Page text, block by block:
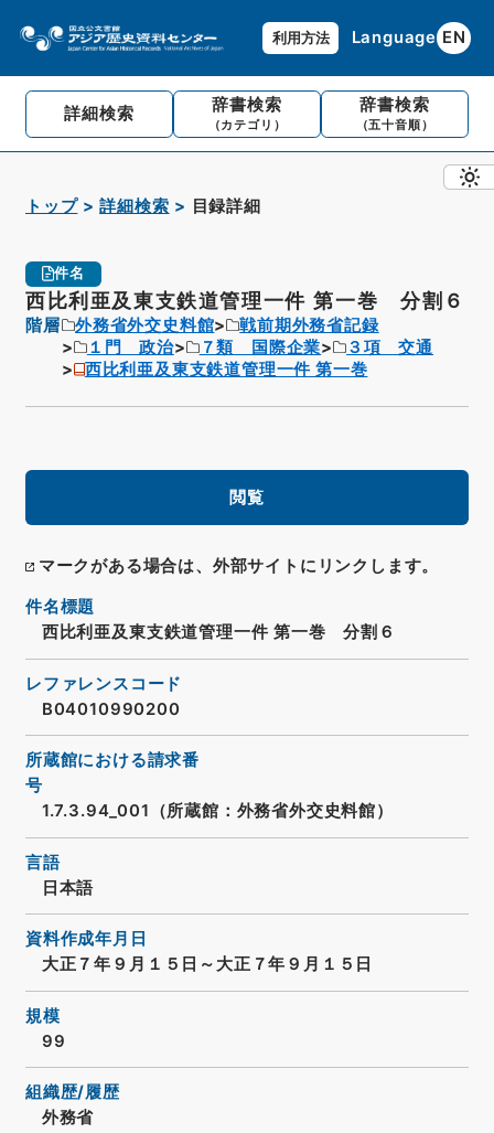
利用方法 Language EN
詳細検索 辞書検索
（カテゴリ）
辞書検索
（五十音順）
トップ 詳細検索 目録詳細
件名
西比利亜及東支鉄道管理一件 第一巻 分割６
階層 外務省外交史料館
戦前期外務省記録
１門 政治
７類 国際企業
３項 交通
西比利亜及東支鉄道管理一件 第一巻
閲覧
マークがある場合は、外部サイトにリンクします。
件名標題
西比利亜及東支鉄道管理一件 第一巻 分割６
レファレンスコード
B04010990200
所蔵館における請求番
号
1.7.3.94_001（所蔵館：外務省外交史料館）
言語
日本語
資料作成年月日
大正７年９月１５日～大正７年９月１５日
規模
99
組織歴/履歴
外務省